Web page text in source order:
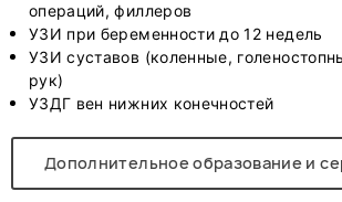
операций, филлеров
УЗИ при беременности до 12 недель
УЗИ суставов (коленные,
рук)
УЗДГ вен нижних конечностей
Дополнительное образование и